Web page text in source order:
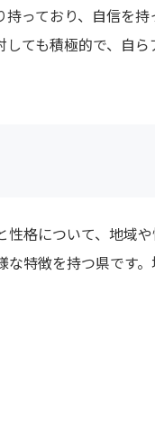
っており、自信を
ても積極的で、自
性格について、地域
特徴を持つ県です